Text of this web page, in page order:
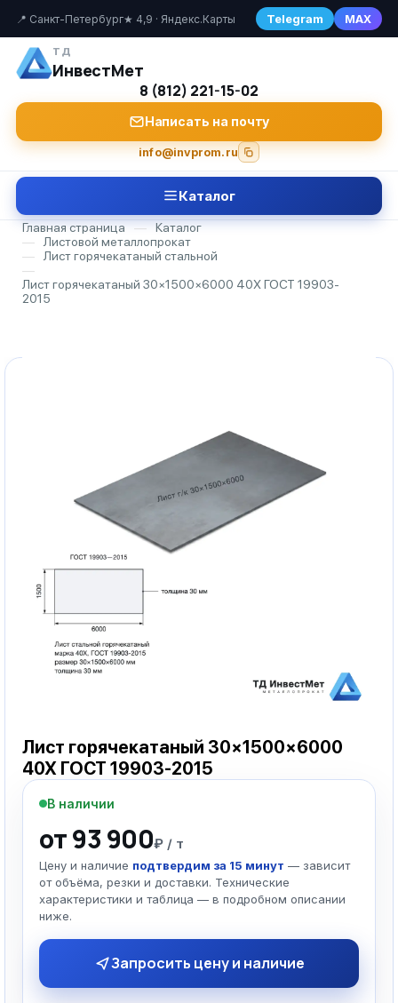
📍 Санкт-Петербург★ 4,9 · Яндекс.Карты Telegram MAX
ТД
ИнвестМет
8 (812) 221-15-02
Написать на почту
info@invprom.ru
Каталог
Главная страница —
Каталог
—
Листовой металлопрокат
—
Лист горячекатаный стальной
—
Лист горячекатаный 30×1500×6000 40Х ГОСТ 19903-
2015
Лист горячекатаный 30×1500×6000
40Х ГОСТ 19903-2015
В наличии
от 93 900₽ / т
Цену и наличие подтвердим за 15 минут — зависит
от объёма, резки и доставки. Технические
характеристики и таблица — в подробном описании
ниже.
Запросить цену и наличие